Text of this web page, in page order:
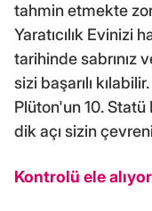
tahmin etmekte
Yaratıcılık Evinizi
tarihinde sabrınız
sizi başarılı
Plüton'un 10.
dik açı sizin
Kontrolü ele